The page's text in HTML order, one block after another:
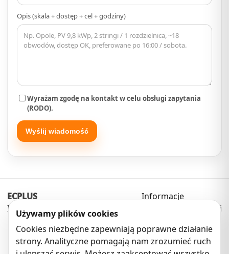
Opis (skala + dostęp + cel + godziny)
Wyrażam zgodę na kontakt w celu obsługi zapytania
(RODO).
Wyślij wiadomość
ECPLUS
Instalacje • Pomiary • Automatyka
Informacje
Polityka prywatności
☎ 724 998 742
✉ biuro@ecplus.pl
Używamy plików cookies
Cookies niezbędne zapewniają poprawne działanie
strony. Analityczne pomagają nam zrozumieć ruch